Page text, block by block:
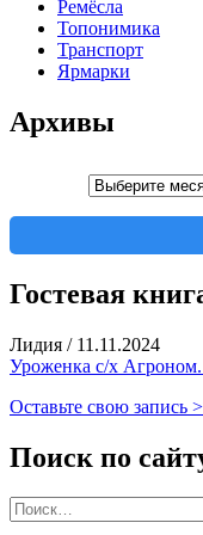
Ремёсла
Топонимика
Транспорт
Ярмарки
Архивы
Гостевая
Лидия / 11.11.2024
Уроженка с/х Агроном.
Оставьте свою запись
Поиск по
Найти: